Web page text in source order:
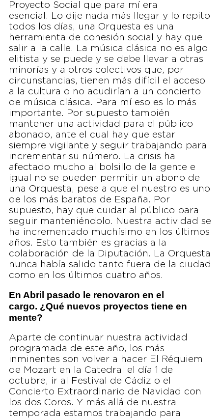
Proyecto Social que para mí era
esencial. Lo dije nada más llegar y lo repito
todos los días, una Orquesta es una
herramienta de cohesión social y hay que
salir a la calle. La música clásica no es algo
elitista y se puede y se debe llevar a otras
minorías y a otros colectivos que, por
circunstancias, tienen más difícil el acceso
a la cultura o no acudirían a un concierto
de música clásica. Para mí eso es lo más
importante. Por supuesto también
mantener una actividad para el público
abonado, ante el cual hay que estar
siempre vigilante y seguir trabajando para
incrementar su número. La crisis ha
afectado mucho al bolsillo de la gente e
igual no se pueden permitir un abono de
una Orquesta, pese a que el nuestro es uno
de los más baratos de España. Por
supuesto, hay que cuidar al público para
seguir manteniéndolo. Nuestra actividad se
ha incrementado muchísimo en los últimos
años. Esto también es gracias a la
colaboración de la Diputación. La Orquesta
nunca había salido tanto fuera de la ciudad
como en los últimos cuatro años.
En Abril pasado le renovaron en el
cargo. ¿Qué nuevos proyectos tiene en
mente?
Aparte de continuar nuestra actividad
programada de este año, los más
inminentes son volver a hacer El Réquiem
de Mozart en la Catedral el día 1 de
octubre, ir al Festival de Cádiz o el
Concierto Extraordinario de Navidad con
los dos Coros. Y más allá de nuestra
temporada estamos trabajando para